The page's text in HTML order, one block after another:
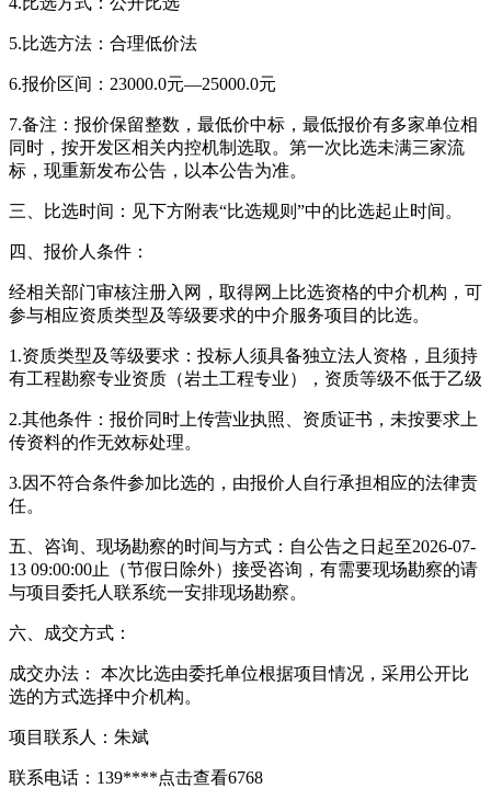
5.比选方法：合理低价法
6.报价区间：23000.0元—25000.0元
7.备注：报价保留整数，最低价中标，最低报价有多家单位相
同时，按开发区相关内控机制选取。第一次比选未满三家流
标，现重新发布公告，以本公告为准。
三、比选时间：见下方附表“比选规则”中的比选起止时间。
四、报价人条件：
经相关部门审核注册入网，取得网上比选资格的中介机构，可
参与相应资质类型及等级要求的中介服务项目的比选。
1.资质类型及等级要求：投标人须具备独立法人资格，且须持
有工程勘察专业资质（岩土工程专业），资质等级不低于乙级
2.其他条件：报价同时上传营业执照、资质证书，未按要求上
传资料的作无效标处理。
3.因不符合条件参加比选的，由报价人自行承担相应的法律责
任。
五、咨询、现场勘察的时间与方式：自公告之日起至2026-07-
13 09:00:00止（节假日除外）接受咨询，有需要现场勘察的请
与项目委托人联系统一安排现场勘察。
六、成交方式：
成交办法： 本次比选由委托单位根据项目情况，采用公开比
选的方式选择中介机构。
项目联系人：朱斌
联系电话：139****点击查看6768